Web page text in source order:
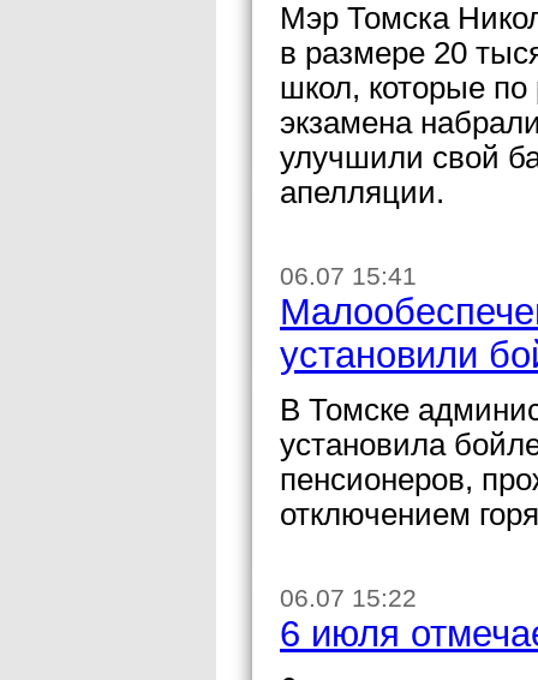
Мэр Томска
в размере 20
школ, которые по
экзамена
улучшили свой
апелляции.
06.07 15:41
установили
В Томске
установила
пенсионеров,
отключением
06.07 15:22
6 июля